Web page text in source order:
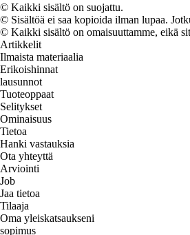
© Kaikki sisältö on suojattu.
© Sisältöä ei saa kopioida ilman lupaa.
© Kaikki sisältö on omaisuuttamme, eikä
Artikkelit
Ilmaista materiaalia
Erikoishinnat
lausunnot
Tuoteoppaat
Selitykset
Ominaisuus
Tietoa
Hanki vastauksia
Ota yhteyttä
Arviointi
Job
Jaa tietoa
Tilaaja
Oma yleiskatsaukseni
sopimus